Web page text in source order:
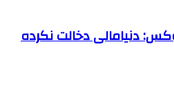
دنیامالی دخالت نکرده